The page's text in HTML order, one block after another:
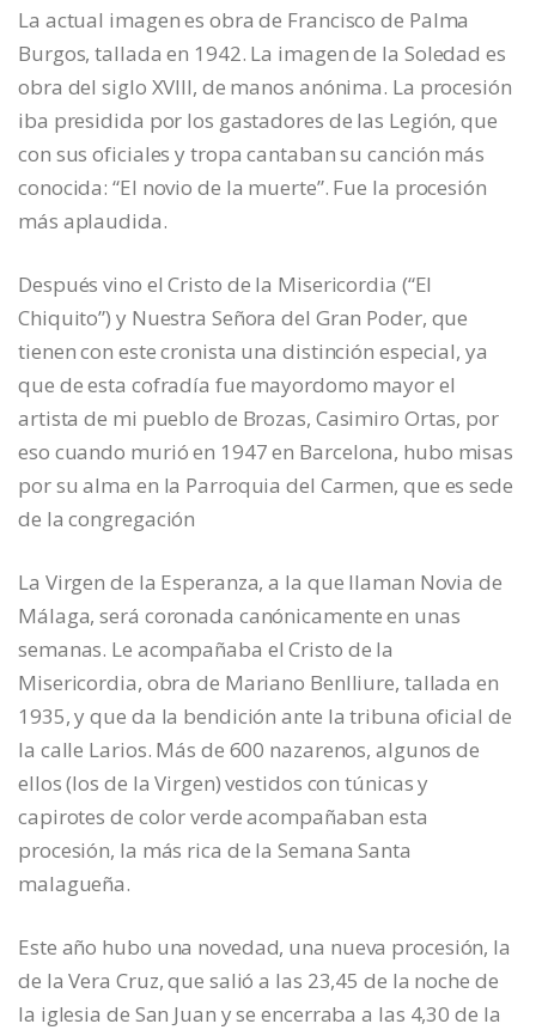
La actual imagen es obra de Francisco de Palma
Burgos, tallada en 1942. La imagen de la Soledad es
obra del siglo XVIII, de manos anónima. La procesión
iba presidida por los gastadores de las Legión, que
con sus oficiales y tropa cantaban su canción más
conocida: “El novio de la muerte”. Fue la procesión
más aplaudida.
Después vino el Cristo de la Misericordia (“El
Chiquito”) y Nuestra Señora del Gran Poder, que
tienen con este cronista una distinción especial, ya
que de esta cofradía fue mayordomo mayor el
artista de mi pueblo de Brozas, Casimiro Ortas, por
eso cuando murió en 1947 en Barcelona, hubo misas
por su alma en la Parroquia del Carmen, que es sede
de la congregación
La Virgen de la Esperanza, a la que llaman Novia de
Málaga, será coronada canónicamente en unas
semanas. Le acompañaba el Cristo de la
Misericordia, obra de Mariano Benlliure, tallada en
1935, y que da la bendición ante la tribuna oficial de
la calle Larios. Más de 600 nazarenos, algunos de
ellos (los de la Virgen) vestidos con túnicas y
capirotes de color verde acompañaban esta
procesión, la más rica de la Semana Santa
malagueña.
Este año hubo una novedad, una nueva procesión, la
de la Vera Cruz, que salió a las 23,45 de la noche de
la iglesia de San Juan y se encerraba a las 4,30 de la